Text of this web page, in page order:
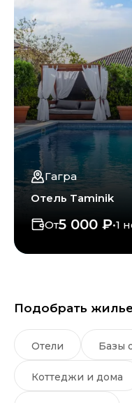
Гагра
Отель Taminik
От5 000 ₽•1
Подобрать
Отели Базы
Коттеджи и дома